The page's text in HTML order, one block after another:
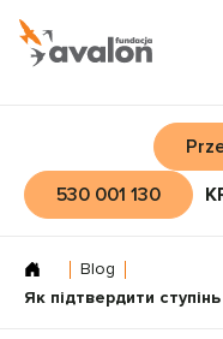
530 001 130
Blog
Як підтвердити